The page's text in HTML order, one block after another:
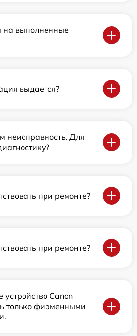
на выполненные
выдается?
неисправность. Для
при ремонте?
при ремонте?
устройство Canon
только фирменными